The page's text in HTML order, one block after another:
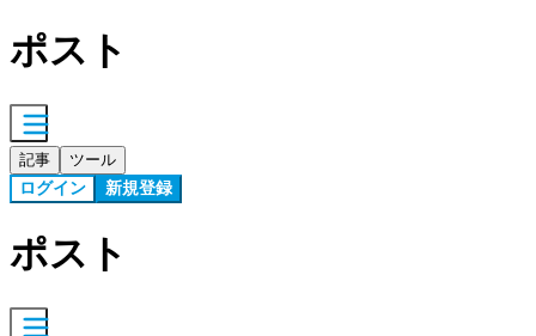
ポスト
記事 ツール
ログイン 新規登録
ポスト